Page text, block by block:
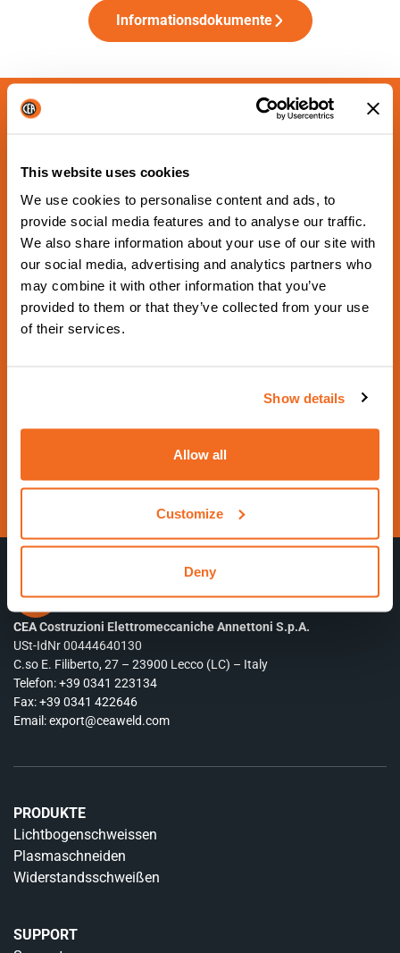
This website uses cookies
We use cookies to personalise content and ads, to
provide social media features and to analyse our traffic.
We also share information about your use of our site with
our social media, advertising and analytics partners who
may combine it with other information that you’ve
provided to them or that they’ve collected from your use
of their services.
Show details
Allow all
Customize
Deny
Informationsdokumente
NÄCHSTE GEPLANTE VERANSTALTUNG
Schweissen & Schneiden
2029
Aus 17 September 2029 zu 21 September
Besuche die Website
CEA Costruzioni Elettromeccaniche Annettoni S.p.A.
USt-IdNr 00444640130
C.so E. Filiberto, 27 – 23900 Lecco (LC) – Italy
Telefon:+39 0341 223134
Fax: +39 0341 422646
Email:export@ceaweld.com
PRODUKTE
Lichtbogenschweissen
Plasmaschneiden
Widerstandsschweißen
SUPPORT